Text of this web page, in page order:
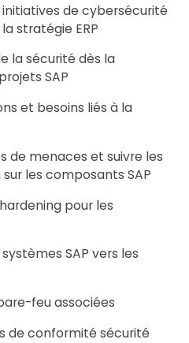
de cybersécurité
stratégie ERP
la sécurité dès la
SAP
et besoins liés à la
de menaces et suivre les
les composants SAP
pour les
SAP vers les
feu associées
de conformité sécurité